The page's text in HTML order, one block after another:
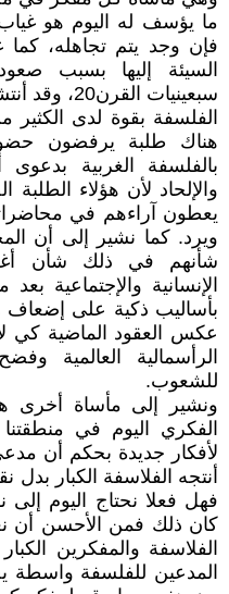
ما يؤسف له اليوم هو
فإن وجد يتم تجاهله،
السيئة إليها بسبب
سبعينيات
الفلسفة بقوة لدى
هناك طلبة يرفضون
بالفلسفة الغربية بدعوى
والإلحاد لأن هؤلاء
يعطون آراءهم في
ويرد. كما نشير إلى أن
شأنهم في ذلك شأن
الإنسانية والإجتماعية
بأساليب ذكية على
عكس العقود الماضية كي
الرأسمالية العالمية
للشعوب.
ونشير إلى مأساة أخرى
الفكري اليوم في
لأفكار جديدة بحكم أن
أنتجه الفلاسفة الكبار
فهل فعلا نحتاج اليوم
كان ذلك فمن الأحسن أن
الفلاسفة والمفكرين
المدعين للفلسفة واسطة